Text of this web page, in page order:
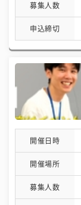
募集人数
申込締切
開催日時
開催場所
募集人数